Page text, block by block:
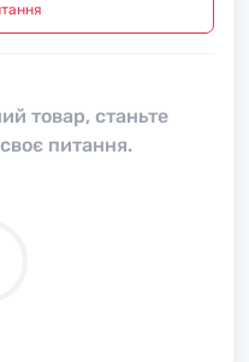
товар, станьте
питання.